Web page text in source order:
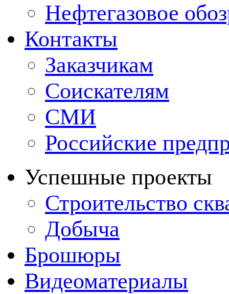
Нефтегазовое
Контакты
Заказчикам
Соискателям
СМИ
Российские
Успешные проекты
Строительство
Добыча
Брошюры
Видеоматериалы